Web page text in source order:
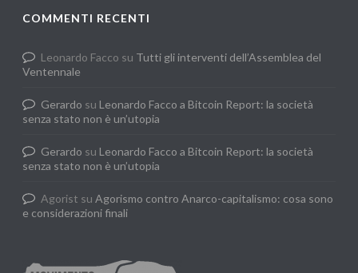
COMMENTI RECENTI
Leonardo Facco su Tutti gli interventi dell’Assemblea del
Ventennale
Gerardo su Leonardo Facco a Bitcoin Report: la società
senza stato non è un’utopia
Gerardo su Leonardo Facco a Bitcoin Report: la società
senza stato non è un’utopia
Agorist suAgorismo contro Anarco-capitalismo: cosa sono
e considerazioni finali